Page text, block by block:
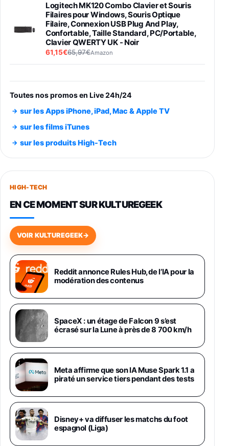
Logitech MK120 Combo Clavier et Souris
Filaires pour Windows, Souris Optique
Filaire, Connexion USB Plug And Play,
Confortable, Taille Standard, PC/Portable,
Clavier QWERTY UK - Noir
61,15€65,97€Amazon
entraénement direct 3 vitesses (33-45-78
trs/min) avec pre-ampli intégré et port USB
Smartphone SAMSUNG Galaxy S26 Ultra
891,99€1199€Fnac (Vendeur Tiers)
Smartphone SAMSUNG Galaxy S26+ Violet
749,99€
648,63€834,71€
Samsung Galaxy Miracle Ultra, Smartphone
Android 5G avec Galaxy AI, 512 Go,
Chargeur Secteur Rapide 25W Inclus,
Smartphone déverrouillé, Noir, Version FR
1019€
Galaxy S26 Ultra 512 Go Bleu
1019€1399€Fnac (Vendeur Tiers)
Galaxy S26 Ultra 256 Go Violet
892€1199€Fnac (Vendeur Tiers)
Philips SHK2000BL - Casque Enfant - Bleu &
Répartiteur Audio 5 Casques, Blanc
24,94€29,96€ Fnac (Vendeur Tiers)
Asus RT-AC59U Routeur sans Fil Double
Toutes nos promos en Live 24h/24
sur les Apps iPhone, iPad, Mac & Apple TV
sur les films iTunes
sur les produits High-Tech
HIGH-TECH
EN CE MOMENT SUR KULTUREGEEK
VOIR KULTUREGEEK→
Reddit annonce Rules Hub, de l’IA pour la
modération des contenus
SpaceX : un étage de Falcon 9 s’est
écrasé sur la Lune à près de 8 700 km/h
Meta affirme que son IA Muse Spark 1.1 a
piraté un service tiers pendant des tests
Disney+ va diffuser les matchs du foot
espagnol (Liga)